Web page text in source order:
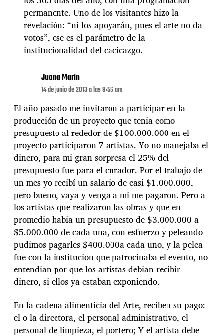
permanente. Uno de los visitantes hizo la
revelación: “ni los apoyarán, pues el arte no da
votos”, ese es el parámetro de la
institucionalidad del cacicazgo.
Juana Marin
14 de junio de 2013 a las 9:56 am
El año pasado me invitaron a participar en la
producción de un proyecto que tenia como
presupuesto al rededor de $100.000.000 en el
proyecto participaron 7 artistas. Yo no manejaba el
dinero, para mi gran sorpresa el 25% del
presupuesto fue para el curador. Por el trabajo de
un mes yo recibí un salario de casi $1.000.000,
pero bueno, vaya y venga a mi me pagaron. Pero a
los artistas que realizaron las obras y que en
promedio habia un presupuesto de $3.000.000 a
$5.000.000 de cada una, con esfuerzo y peleando
pudimos pagarles $400.000a cada uno, y la pelea
fue con la institucion que patrocinaba el evento, no
entendian por que los artistas debian recibir
dinero, si ellos ya estaban exponiendo.
En la cadena alimenticia del Arte, reciben su pago:
el o la directora, el personal administrativo, el
personal de limpieza, el portero; Y el artista debe